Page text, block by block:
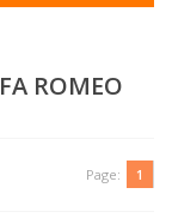
ROMEO
Page: 1